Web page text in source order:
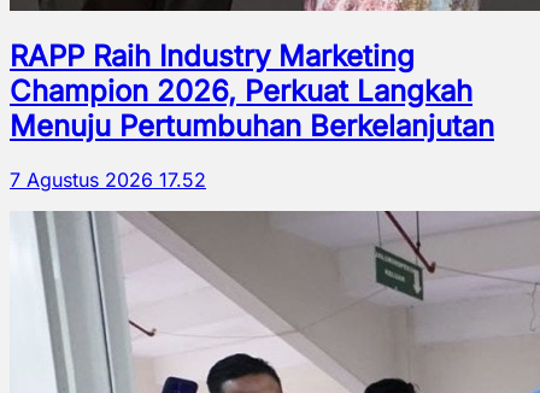
RAPP Raih Industry Marketing
Champion 2026, Perkuat Langkah
Menuju Pertumbuhan Berkelanjutan
7 Agustus 2026 17.52